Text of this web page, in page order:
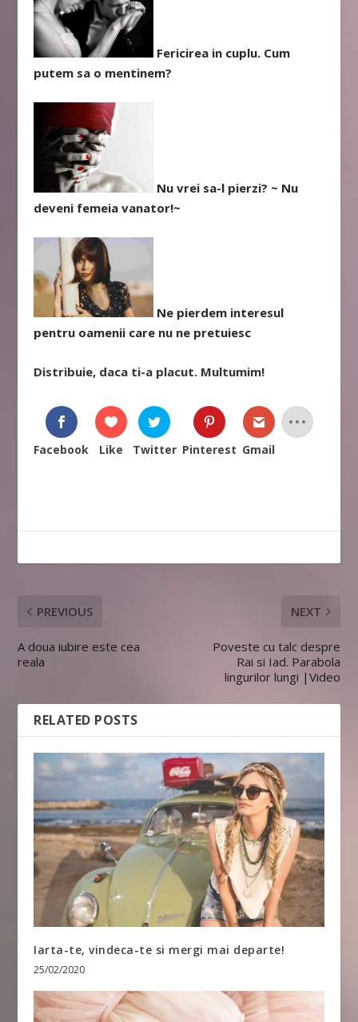
Fericirea in cuplu. Cum
putem sa o mentinem?
Nu vrei sa-l pierzi? ~ Nu
deveni femeia vanator!~
Ne pierdem interesul
pentru oamenii care nu ne pretuiesc
Distribuie, daca ti-a placut. Multumim!
Facebook Like Twitter Pinterest Gmail
PREVIOUS
A doua iubire este cea
reala
NEXT
Poveste cu talc despre
Rai si Iad. Parabola
lingurilor lungi |Video
RELATED POSTS
Iarta-te, vindeca-te si mergi mai departe!
25/02/2020